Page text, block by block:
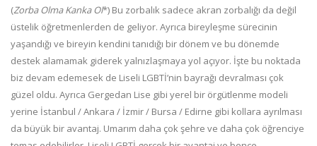
(Zorba Olma Kanka Ol*) Bu zorbalık sadece akran zorbalığı da değil
üstelik öğretmenlerden de geliyor. Ayrıca bireyleşme sürecinin
yaşandığı ve bireyin kendini tanıdığı bir dönem ve bu dönemde
destek alamamak giderek yalnızlaşmaya yol açıyor. İşte bu noktada
biz devam edemesek de Liseli LGBTİ’nin bayrağı devralması çok
güzel oldu. Ayrıca Gergedan Lise gibi yerel bir örgütlenme modeli
yerine İstanbul / Ankara / İzmir / Bursa / Edirne gibi kollara ayrılması
da büyük bir avantaj. Umarım daha çok şehre ve daha çok öğrenciye